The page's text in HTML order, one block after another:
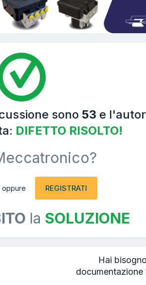
sono 53 e
DIFETTO RISOLTO!
oppure REGISTRATI
la SOLUZIONE
Hai
documentazione